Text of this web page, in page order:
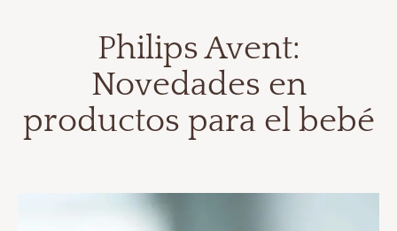
Philips Avent:
Novedades en
productos para el bebé